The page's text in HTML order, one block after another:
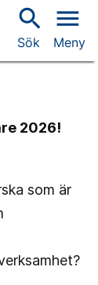
search
Sök
menu
Meny
2026!
som är